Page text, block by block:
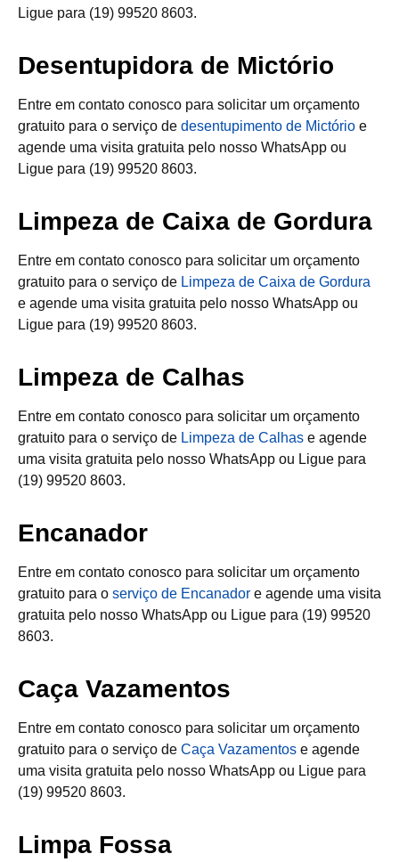
Ligue para (19) 99520 8603.
Desentupidora de Mictório
Entre em contato conosco para solicitar um orçamento
gratuito para o serviço de desentupimento de Mictório e
agende uma visita gratuita pelo nosso WhatsApp ou
Ligue para (19) 99520 8603.
Limpeza de Caixa de Gordura
Entre em contato conosco para solicitar um orçamento
gratuito para o serviço de Limpeza de Caixa de Gordura
e agende uma visita gratuita pelo nosso WhatsApp ou
Ligue para (19) 99520 8603.
Limpeza de Calhas
Entre em contato conosco para solicitar um orçamento
gratuito para o serviço de Limpeza de Calhas e agende
uma visita gratuita pelo nosso WhatsApp ou Ligue para
(19) 99520 8603.
Encanador
Entre em contato conosco para solicitar um orçamento
gratuito para o serviço de Encanador e agende uma visita
gratuita pelo nosso WhatsApp ou Ligue para (19) 99520
8603.
Caça Vazamentos
Entre em contato conosco para solicitar um orçamento
gratuito para o serviço de Caça Vazamentos e agende
uma visita gratuita pelo nosso WhatsApp ou Ligue para
(19) 99520 8603.
Limpa Fossa